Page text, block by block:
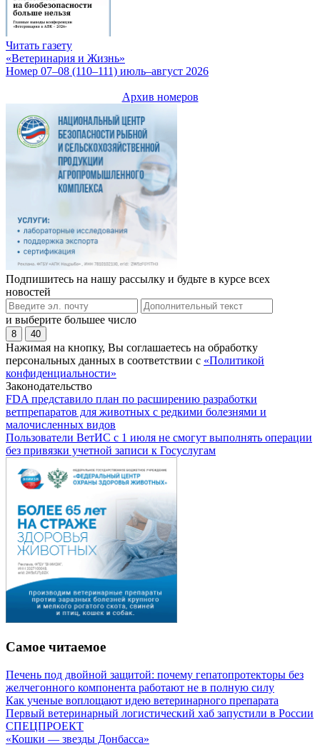
Читать газету
«Ветеринария и Жизнь»
Номер 07–08 (110–111) июль–август 2026
Архив номеров
Подпишитесь на нашу рассылку и будьте в курсе всех
новостей
и выберите большее число
8 40
Нажимая на кнопку, Вы соглашаетесь на обработку
персональных данных в соответствии с «Политикой
конфиденциальности»
Законодательство
FDA представило план по расширению разработки
ветпрепаратов для животных с редкими болезнями и
малочисленных видов
Пользователи ВетИС с 1 июля не смогут выполнять операции
без привязки учетной записи к Госуслугам
Самое читаемое
Печень под двойной защитой: почему гепатопротекторы без
желчегонного компонента работают не в полную силу
Как ученые воплощают идею ветеринарного препарата
Первый ветеринарный логистический хаб запустили в России
СПЕЦПРОЕКТ
«Кошки — звезды Донбасса»